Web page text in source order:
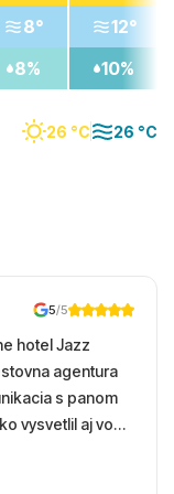
26 °C 26 °C
8°
8%
12°
10%
5/5
hotel Jazz
agentura
s panom
vysvetlil aj vo
Hotel
more,